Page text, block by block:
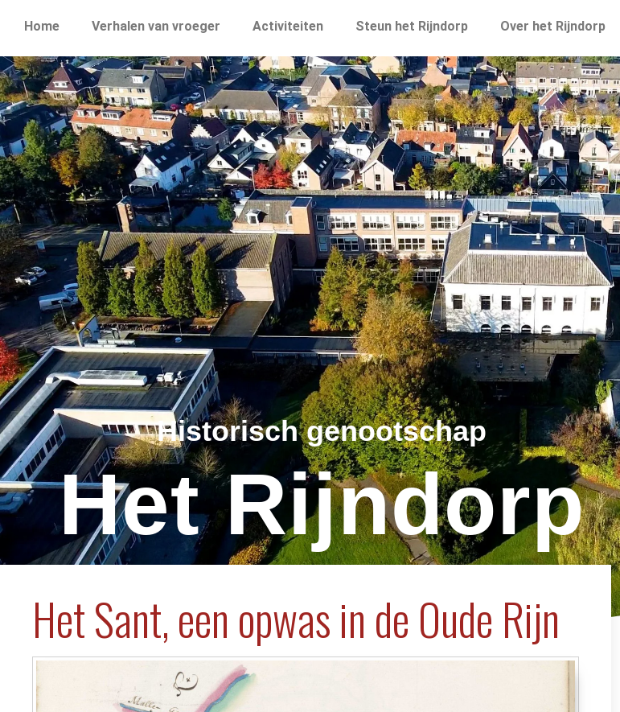
Home Verhalen van vroeger Activiteiten Steun het Rijndorp Over het Rijndorp
Historisch genootschap
Het Rijndorp
Het Sant, een opwas in de Oude Rijn